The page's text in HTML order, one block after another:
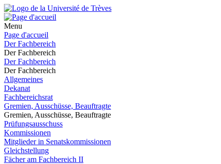
Menu
Page d'accueil
Der Fachbereich
Der Fachbereich
Der Fachbereich
Der Fachbereich
Allgemeines
Dekanat
Fachbereichsrat
Gremien, Ausschüsse, Beauftragte
Gremien, Ausschüsse, Beauftragte
Prüfungsausschuss
Kommissionen
Mitglieder in Senatskommissionen
Gleichstellung
Fächer am Fachbereich II